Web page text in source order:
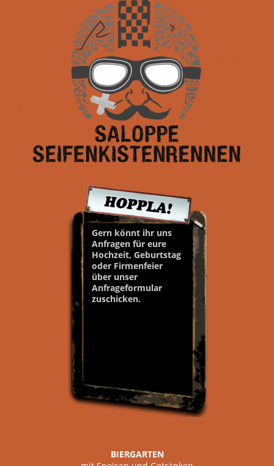
Gern könnt ihr uns
Anfragen für eure
Hochzeit, Geburtstag
oder Firmenfeier
über unser
Anfrageformular
zuschicken.
BIERGARTEN